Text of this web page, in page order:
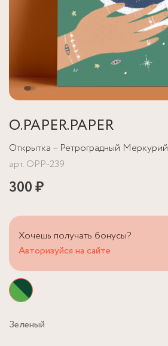
O.PAPER.PAPER
Открытка – Ретроградный Меркурий
арт. OPP-239
300 ₽
Хочешь получать бонусы?
Авторизуйся на сайте
Зеленый